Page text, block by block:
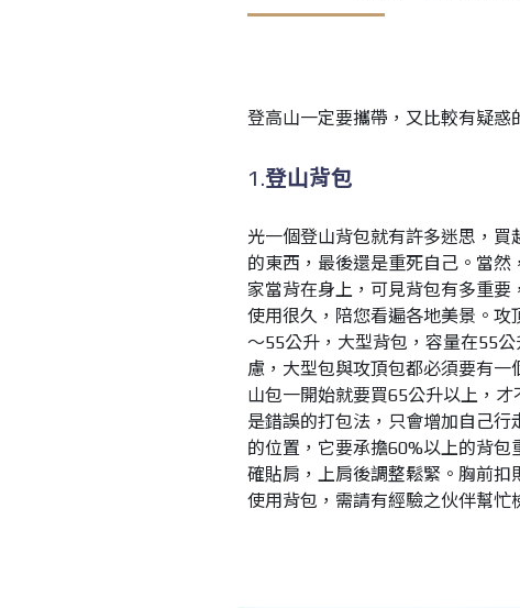
登高山一定要攜帶，又比較有疑惑
1.登山背包
光一個登山背包就有許多迷思，
的東西，最後還是重死自己。當然
家當背在身上，可見背包有多重
使用很久，陪您看遍各地美景。 攻
～55公升，大型背包，容量在55
慮，大型包與攻頂包都必須要有
山包一開始就要買65公升以上，
是錯誤的打包法，只會增加自己行
的位置，它要承擔60%以上的背
確貼肩，上肩後調整鬆緊。胸前
使用背包，需請有經驗之伙伴幫忙